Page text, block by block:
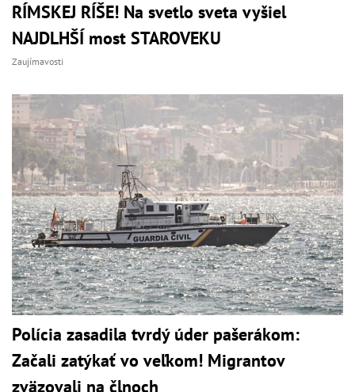
RÍMSKEJ RÍŠE! Na svetlo sveta vyšiel
NAJDLHŠÍ most STAROVEKU
Zaujímavosti
Polícia zasadila tvrdý úder pašerákom:
Začali zatýkať vo veľkom! Migrantov
zväzovali na člnoch